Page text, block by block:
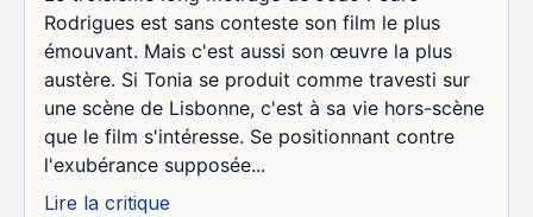
Rodrigues est sans conteste son film le plus
émouvant. Mais c'est aussi son œuvre la plus
austère. Si Tonia se produit comme travesti sur
une scène de Lisbonne, c'est à sa vie hors-scène
que le film s'intéresse. Se positionnant contre
l'exubérance supposée...
Lire la critique